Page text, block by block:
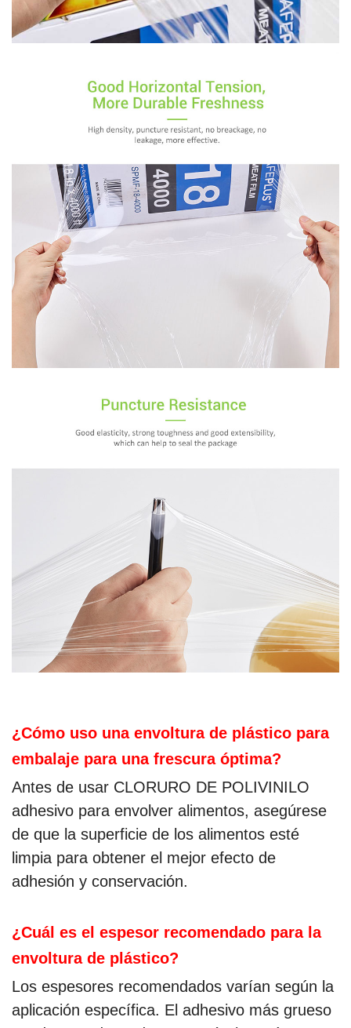
¿Cómo uso una envoltura de plástico para
embalaje para una frescura óptima?
Antes de usar CLORURO DE POLIVINILO
adhesivo para envolver alimentos, asegúrese
de que la superficie de los alimentos esté
limpia para obtener el mejor efecto de
adhesión y conservación.
¿Cuál es el espesor recomendado para la
envoltura de plástico?
Los espesores recomendados varían según la
aplicación específica. El adhesivo más grueso